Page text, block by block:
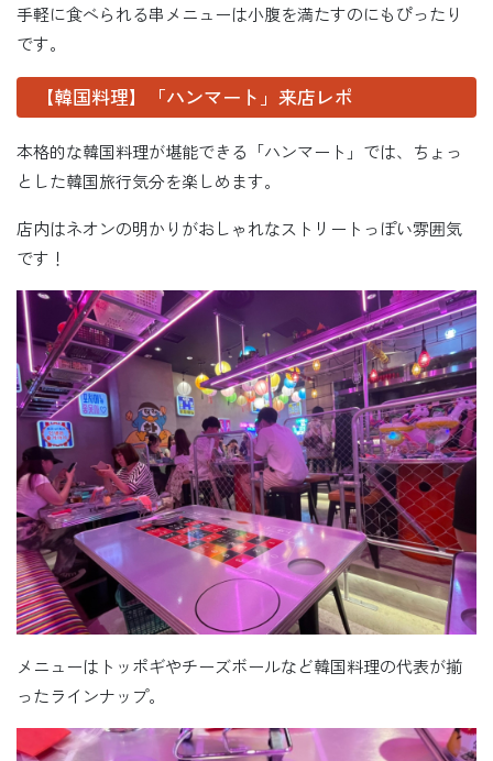
手軽に食べられる串メニューは小腹を満たすのにもぴったり
です。
【韓国料理】「ハンマート」来店レポ
本格的な韓国料理が堪能できる「ハンマート」では、ちょっ
とした韓国旅行気分を楽しめます。
店内はネオンの明かりがおしゃれなストリートっぽい雰囲気
です！
メニューはトッポギやチーズボールなど韓国料理の代表が揃
ったラインナップ。